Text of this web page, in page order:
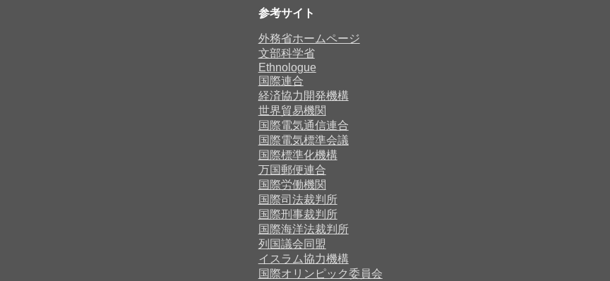
参考サイト
外務省ホームページ
文部科学省
Ethnologue
国際連合
経済協力開発機構
世界貿易機関
国際電気通信連合
国際電気標準会議
国際標準化機構
万国郵便連合
国際労働機関
国際司法裁判所
国際刑事裁判所
国際海洋法裁判所
列国議会同盟
イスラム協力機構
国際オリンピック委員会